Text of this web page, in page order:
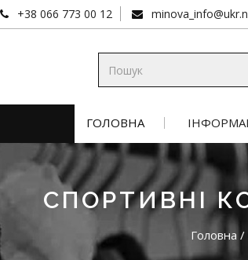
+38 066 773 00 12
ГОЛОВНА
СПОРТИВНІ
Головна /